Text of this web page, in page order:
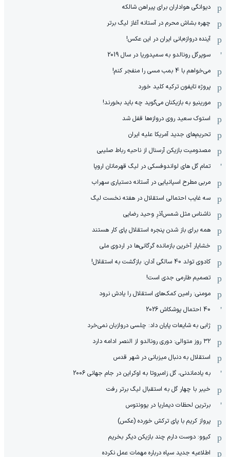
دیوانگی هواداران برای پیراهن شالکه
چهره بشاش محرم در آستانه آغاز لیگ برتر
آینده دروازه‌بانی ایران در این عکس!
سوپرگل رونالدو به سمپدوریا در سال 2019
می‌خواهم با 4 بمب مسی را منفجر کنم!
پروژه تایفون ترکیه کلید خورد
مورینیو به بازیکنان می‌گوید چه باید بخورند!
استوک سعید روی دروازه‌ها قفل شد
تحریم‌های جدید آمریکا علیه ایران
مصدومیت بازیکن آرسنال از ناحیه رباط صلیبی
تمام گل های لواندوفسکی در لیگ قهرمانان اروپا
مربی مطرح اسپانیایی در آستانه دستیاری سهراب
سه غایب احتمالی استقلال در هفته نخست لیگ
ناشناس مثل شمس‌آذرِ وحید رضایی
همه برای باز شدن پنجره استقلال پای کار هستند
خشایار آخرین بازمانده گرگانی‌ها در اردوی ملی
کادوی تولد 40 سالگی آدان: بازگشت به استقلال!
تصمیم طارمی جدی است!
مومنی: رامین کمک‌های استقلال را یادش نرود
40 احتمال پوشکاش 2026
ژابی به شایعات پایان داد: چلسی دروازبان نمی‌خرد
۳۲ روز متوالی: دوری رونالدو از النصر ادامه دارد
استقلال به دنبال میزبانی در شهر قدس
به یادماندنی، گل زامبروتا به اوکراین در جام جهانی 2006
خیبر با چهار گل به استقبال لیگ برتر رفت
برترین لحظات دیماریا در یوونتوس
پرواز کریم با پای ترکش خورده (عکس)
کیوو: دوست دارم چند بازیکن دیگر بخریم
اطلاعیه جدید سپاه درباره مهمات عمل نکرده